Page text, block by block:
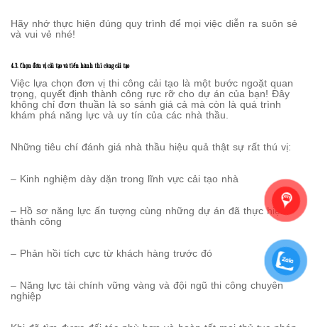
Hãy nhớ thực hiện đúng quy trình để mọi việc diễn ra suôn sẻ
và vui vẻ nhé!
4.3. Chọn đơn vị cải tạo và tiến hành thi công cải tạo
Việc lựa chọn đơn vị thi công cải tạo là một bước ngoặt quan
trọng, quyết định thành công rực rỡ cho dự án của bạn! Đây
không chỉ đơn thuần là so sánh giá cả mà còn là quá trình
khám phá năng lực và uy tín của các nhà thầu.
Những tiêu chí đánh giá nhà thầu hiệu quả thật sự rất thú vị:
– Kinh nghiệm dày dặn trong lĩnh vực cải tạo nhà
– Hồ sơ năng lực ấn tượng cùng những dự án đã thực hiện
thành công
– Phản hồi tích cực từ khách hàng trước đó
– Năng lực tài chính vững vàng và đội ngũ thi công chuyên
nghiệp